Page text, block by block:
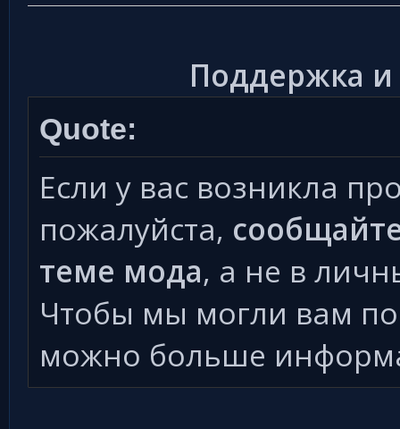
Поддержка
Quote:
Если у вас возникла
пожалуйста,
теме мода, а не в
Чтобы мы могли вам
можно больше